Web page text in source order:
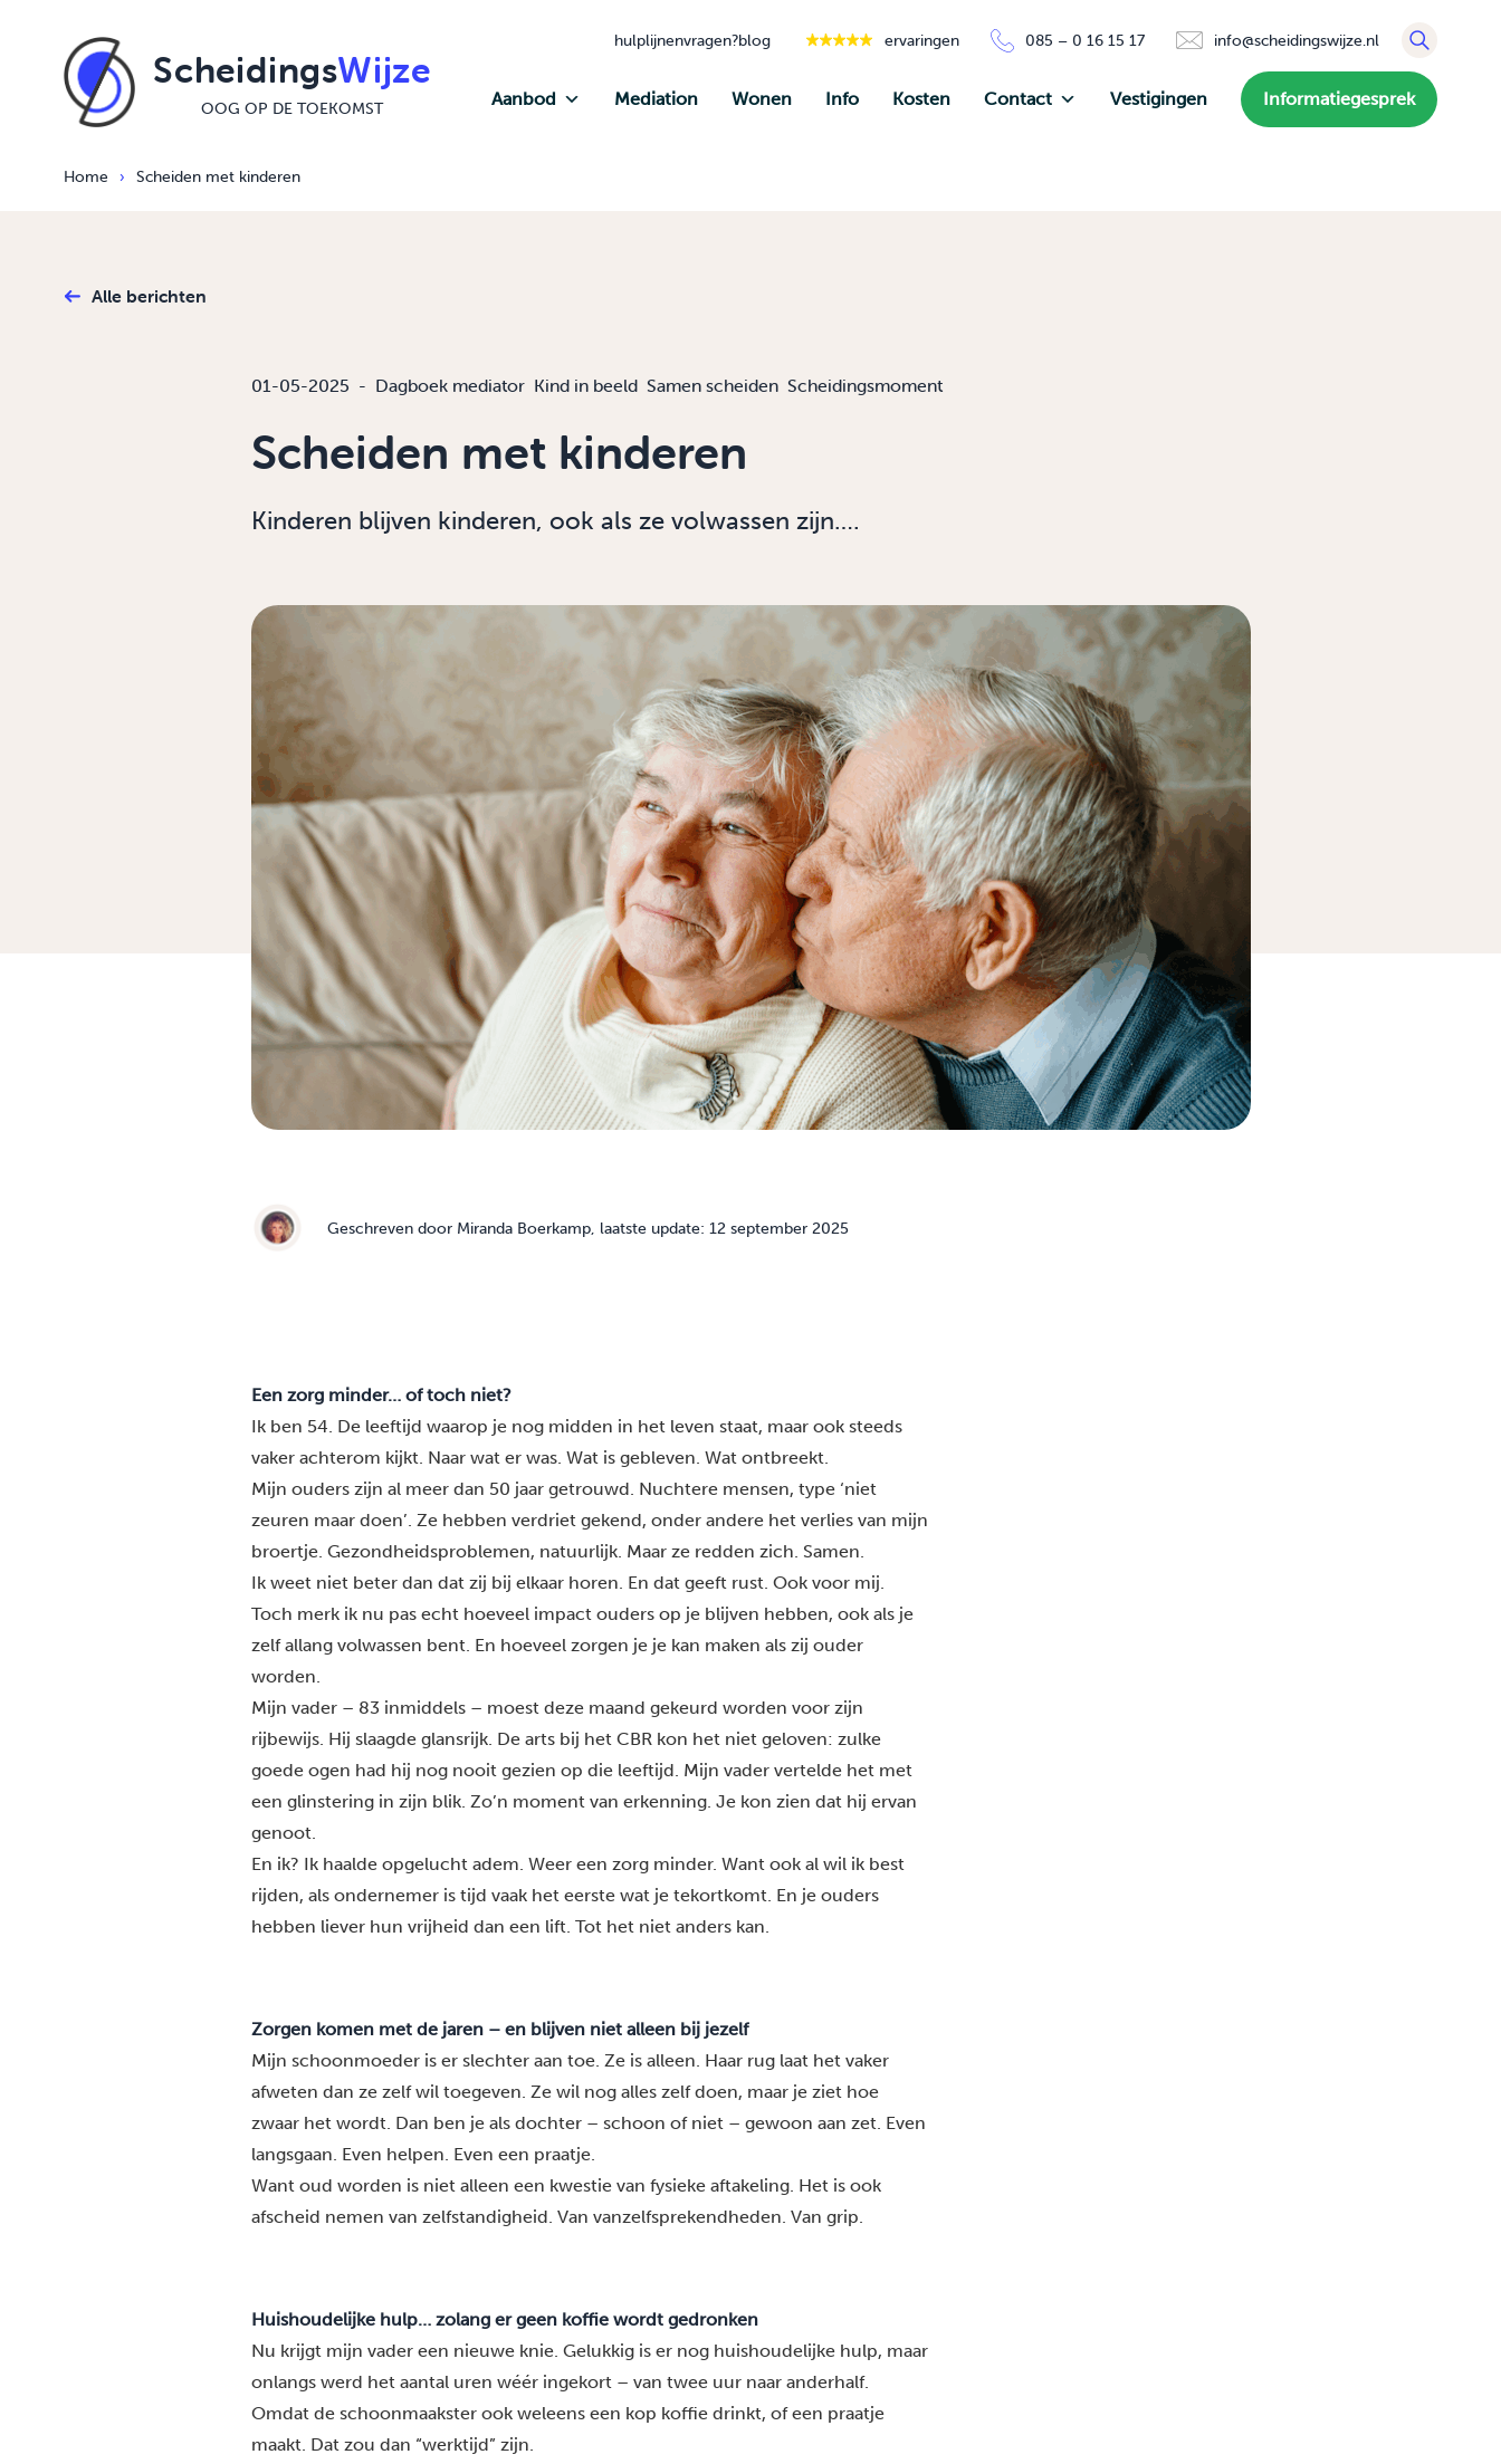
ScheidingsWijze
OOG OP DE TOEKOMST
hulplijnenvragen?blog ervaringen 085 – 0 16 15 17 info@scheidingswijze.nl
Aanbod Mediation Wonen Info Kosten Contact Vestigingen Informatiegesprek
Home › Scheiden met kinderen
Alle berichten
01-05-2025 - Dagboek mediator Kind in beeld Samen scheiden Scheidingsmoment
Scheiden met kinderen
Kinderen blijven kinderen, ook als ze volwassen zijn….
Geschreven door Miranda Boerkamp, laatste update: 12 september 2025
Een zorg minder… of toch niet?
Ik ben 54. De leeftijd waarop je nog midden in het leven staat, maar ook steeds
vaker achterom kijkt. Naar wat er was. Wat is gebleven. Wat ontbreekt.
Mijn ouders zijn al meer dan 50 jaar getrouwd. Nuchtere mensen, type ‘niet
zeuren maar doen’. Ze hebben verdriet gekend, onder andere het verlies van mijn
broertje. Gezondheidsproblemen, natuurlijk. Maar ze redden zich. Samen.
Ik weet niet beter dan dat zij bij elkaar horen. En dat geeft rust. Ook voor mij.
Toch merk ik nu pas echt hoeveel impact ouders op je blijven hebben, ook als je
zelf allang volwassen bent. En hoeveel zorgen je je kan maken als zij ouder
worden.
Mijn vader – 83 inmiddels – moest deze maand gekeurd worden voor zijn
rijbewijs. Hij slaagde glansrijk. De arts bij het CBR kon het niet geloven: zulke
goede ogen had hij nog nooit gezien op die leeftijd. Mijn vader vertelde het met
een glinstering in zijn blik. Zo’n moment van erkenning. Je kon zien dat hij ervan
genoot.
En ik? Ik haalde opgelucht adem. Weer een zorg minder. Want ook al wil ik best
rijden, als ondernemer is tijd vaak het eerste wat je tekortkomt. En je ouders
hebben liever hun vrijheid dan een lift. Tot het niet anders kan.
Zorgen komen met de jaren – en blijven niet alleen bij jezelf
Mijn schoonmoeder is er slechter aan toe. Ze is alleen. Haar rug laat het vaker
afweten dan ze zelf wil toegeven. Ze wil nog alles zelf doen, maar je ziet hoe
zwaar het wordt. Dan ben je als dochter – schoon of niet – gewoon aan zet. Even
langsgaan. Even helpen. Even een praatje.
Want oud worden is niet alleen een kwestie van fysieke aftakeling. Het is ook
afscheid nemen van zelfstandigheid. Van vanzelfsprekendheden. Van grip.
Huishoudelijke hulp… zolang er geen koffie wordt gedronken
Nu krijgt mijn vader een nieuwe knie. Gelukkig is er nog huishoudelijke hulp, maar
onlangs werd het aantal uren wéér ingekort – van twee uur naar anderhalf.
Omdat de schoonmaakster ook weleens een kop koffie drinkt, of een praatje
maakt. Dat zou dan “werktijd” zijn.